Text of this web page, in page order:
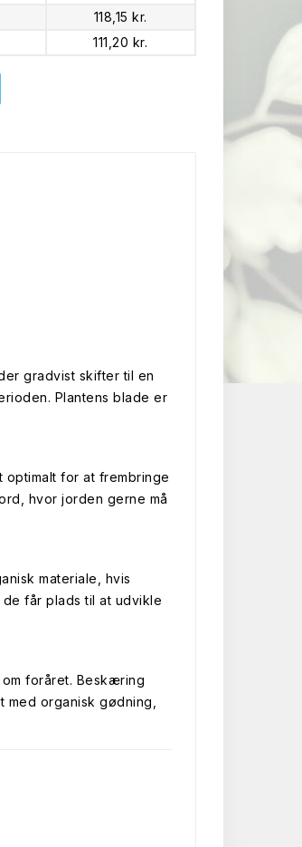
118,15 kr.
111,20 kr.
gradvist skifter til en
Plantens blade er
for at frembringe
hvor jorden gerne må
materiale, hvis
får plads til at udvikle
foråret. Beskæring
organisk gødning,